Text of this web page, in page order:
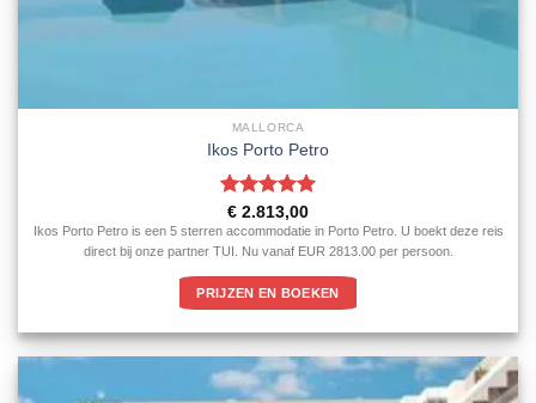
MALLORCA
Ikos Porto Petro
Gewaardeerd
5uit 5
€ 2.813,00
Ikos Porto Petro is een 5 sterren accommodatie in Porto Petro. U boekt deze reis
direct bij onze partner TUI. Nu vanaf EUR 2813.00 per persoon.
PRIJZEN EN BOEKEN